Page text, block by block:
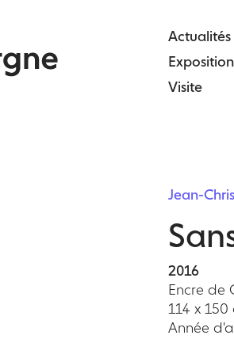
Actualités
Visite
Jean-
2016
Encre de
114 x 150
Année